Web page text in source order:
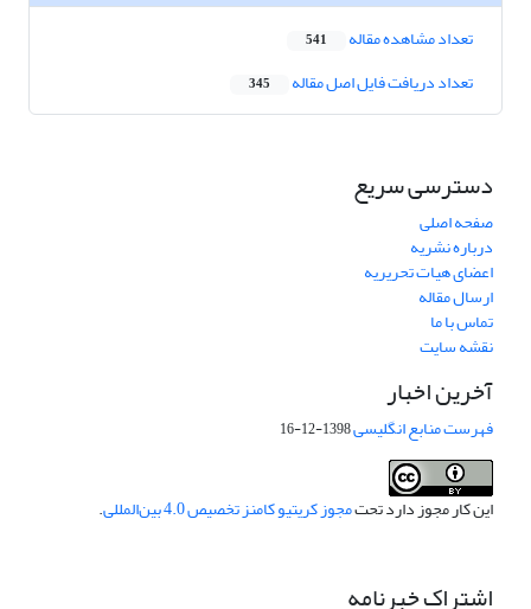
تعداد مشاهده مقاله 541
تعداد دریافت فایل اصل مقاله 345
دسترسی سریع
صفحه اصلی
درباره نشریه
اعضای هیات تحریریه
ارسال مقاله
تماس با ما
نقشه سایت
آخرین اخبار
فهرست منابع انگلیسی1398-12-16
این کار مجوز دارد تحتمجوز کریتیو کامنز تخصیص 4.0 بین‌المللی .
اشتراک خبرنامه